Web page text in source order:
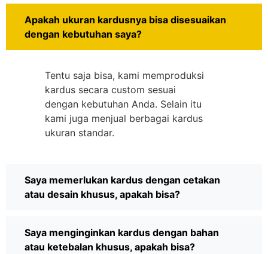
Apakah ukuran kardusnya bisa disesuaikan
dengan kebutuhan saya?
Tentu saja bisa, kami memproduksi
kardus secara custom sesuai
dengan kebutuhan Anda. Selain itu
kami juga menjual berbagai kardus
ukuran standar.
Saya memerlukan kardus dengan cetakan
atau desain khusus, apakah bisa?
Saya menginginkan kardus dengan bahan
atau ketebalan khusus, apakah bisa?